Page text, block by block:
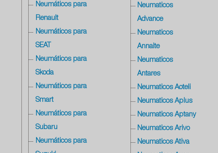
Neumáticos para
Renault
Neumáticos para
SEAT
Neumáticos para
Skoda
Neumáticos para
Smart
Neumáticos para
Subaru
Neumáticos para
Neumaticos
Advance
Neumaticos
Annaite
Neumaticos
Antares
Neumaticos Aoteli
Neumaticos Aplus
Neumaticos Aptany
Neumaticos Arivo
Neumaticos Ativa